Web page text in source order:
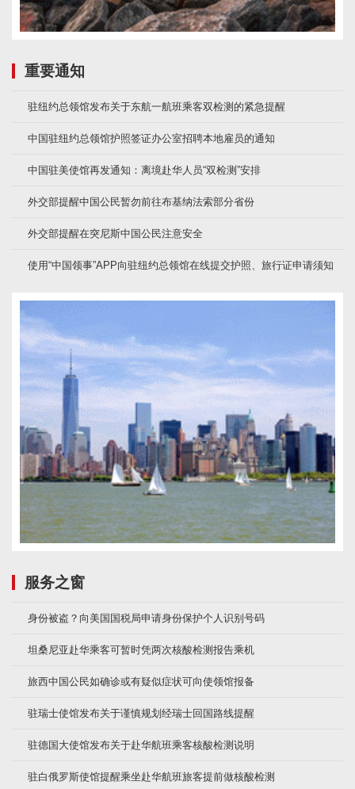
重要通知
驻纽约总领馆发布关于东航一航班乘客双检测的紧急提醒
中国驻纽约总领馆护照签证办公室招聘本地雇员的通知
中国驻美使馆再发通知：离境赴华人员“双检测”安排
外交部提醒中国公民暂勿前往布基纳法索部分省份
外交部提醒在突尼斯中国公民注意安全
使用“中国领事”APP向驻纽约总领馆在线提交护照、旅行证申请须知
服务之窗
身份被盗？向美国国税局申请身份保护个人识别号码
坦桑尼亚赴华乘客可暂时凭两次核酸检测报告乘机
旅西中国公民如确诊或有疑似症状可向使领馆报备
驻瑞士使馆发布关于谨慎规划经瑞士回国路线提醒
驻德国大使馆发布关于赴华航班乘客核酸检测说明
驻白俄罗斯使馆提醒乘坐赴华航班旅客提前做核酸检测